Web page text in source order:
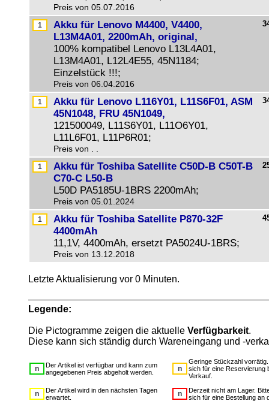
Preis von 05.07.2016
Akku für Lenovo M4400, V4400,
L13M4A01, 2200mAh, original,
100% kompatibel Lenovo L13L4A01,
L13M4A01, L12L4E55, 45N1184;
Einzelstück !!!;
Preis von 06.04.2016
Akku für Lenovo L116Y01, L11S6F01, ASM
45N1048, FRU 45N1049,
121500049, L11S6Y01, L11O6Y01,
L11L6F01, L11P6R01;
Preis von . .
Akku für Toshiba Satellite C50D-B C50T-B
C70-C L50-B
L50D PA5185U-1BRS 2200mAh;
Preis von 05.01.2024
Akku für Toshiba Satellite P870-32F
4400mAh
11,1V, 4400mAh, ersetzt PA5024U-1BRS;
Preis von 13.12.2018
Letzte Aktualisierung vor 0 Minuten.
Legende:
Die Pictogramme zeigen die aktuelle Verfügbarkeit.
Diese kann sich ständig durch Wareneingang und -
Der Artikel ist verfügbar und kann zum
angegebenen Preis abgeholt werden.
Geringe Stückzahl
sich für eine Reservierung
Verkauf.
Der Artikel wird in den nächsten Tagen
erwartet.
Derzeit nicht am Lager.
sich für eine Bestellung an